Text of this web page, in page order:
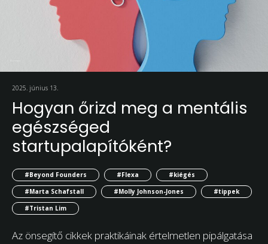
2025. június 13.
Hogyan őrizd meg a mentális
egészséged
startupalapítóként?
#Beyond Founders #Flexa
#kiégés
#Marta Schafstall
#Molly Johnson-Jones
#tippek
#Tristan Lim
Az önsegítő cikkek praktikáinak értelmetlen pipálgatása